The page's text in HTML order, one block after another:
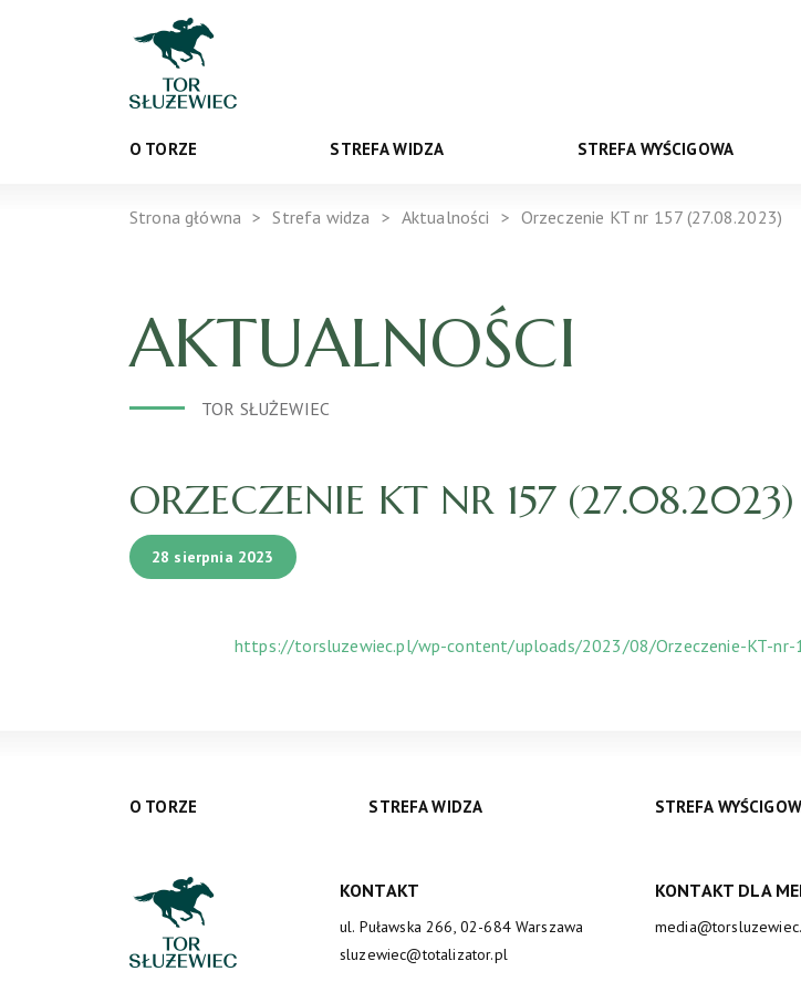
O TORZE STREFA WIDZA STREFA WYŚCIGOWA
Strona główna Strefa widza Aktualności Orzeczenie KT nr 157 (27.08.2023)
AKTUALNOŚCI
TOR SŁUŻEWIEC
ORZECZENIE KT NR 157 (27.08.2023)
28 sierpnia 2023
https://torsluzewiec.pl/wp-content/uploads/2023/08/Orzeczenie-KT-nr-
O TORZE STREFA WIDZA STREFA
KONTAKT
ul. Puławska 266, 02-684 Warszawa
sluzewiec@totalizator.pl
KONTAKT DLA